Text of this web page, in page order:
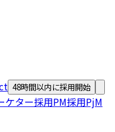
48時間以内に採用開始
ケター採用PM採用PjM